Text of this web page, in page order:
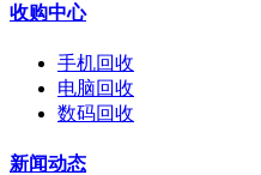
收购中心
手机回收
电脑回收
数码回收
新闻动态